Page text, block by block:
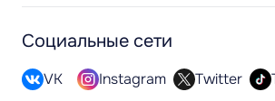
Социальные сети
VK Instagram Twitter